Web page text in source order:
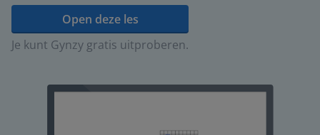
Open deze les
Je kunt Gynzy gratis uitproberen.